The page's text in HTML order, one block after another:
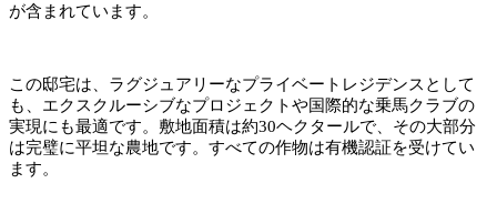
が含まれています。
この邸宅は、ラグジュアリーなプライベートレジデンスとして
も、エクスクルーシブなプロジェクトや国際的な乗馬クラブの
実現にも最適です。敷地面積は約30ヘクタールで、その大部分
は完璧に平坦な農地です。すべての作物は有機認証を受けてい
ます。